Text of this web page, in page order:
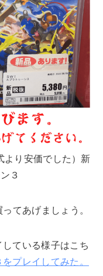
より安価でした）新
３
ってあげましょう。
ている様子はこち
プレイしてみた。